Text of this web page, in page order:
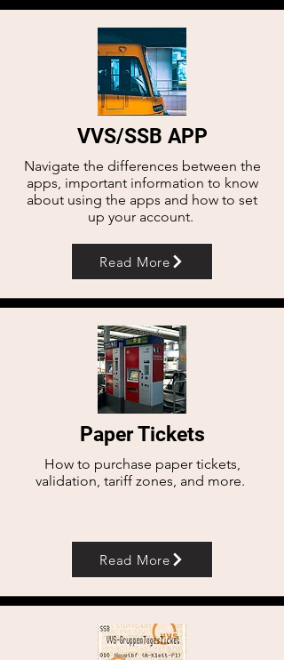
VVS/SSB APP
Navigate the differences between the
apps, important information to know
about using the apps and how to set
up your account.
Read More
Paper Tickets
How to purchase paper tickets,
validation, tariff zones, and more.
Read More